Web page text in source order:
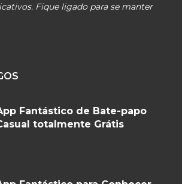
Fique ligado para se manter
Fantástico de Bate-papo
totalmente Grátis